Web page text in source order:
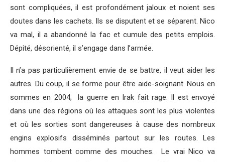
sont compliquées, il est profondément jaloux et noient ses
doutes dans les cachets. Ils se disputent et se séparent. Nico
va mal, il a abandonné la fac et cumule des petits emplois.
Dépité, désorienté, il s’engage dans l’armée.
Il n’a pas particulièrement envie de se battre, il veut aider les
autres. Du coup, il se forme pour être aide-soignant. Nous en
sommes en 2004, la guerre en Irak fait rage. Il est envoyé
dans une des régions où les attaques sont les plus violentes
et où les sorties sont dangereuses à cause des nombreux
engins explosifs disséminés partout sur les routes. Les
hommes tombent comme des mouches. Le vrai Nico va